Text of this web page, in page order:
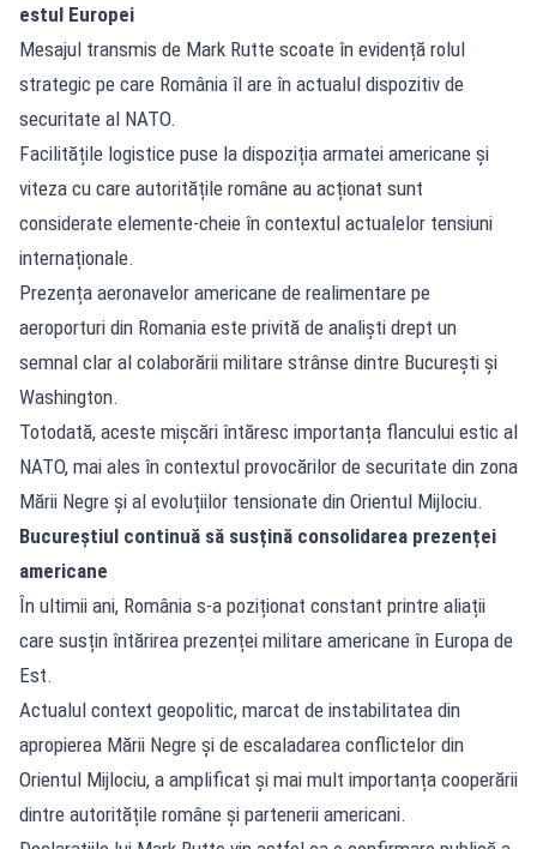
estul Europei
Mesajul transmis de Mark Rutte scoate în evidență rolul
strategic pe care România îl are în actualul dispozitiv de
securitate al NATO.
Facilitățile logistice puse la dispoziția armatei americane și
viteza cu care autoritățile române au acționat sunt
considerate elemente-cheie în contextul actualelor tensiuni
internaționale.
Prezența aeronavelor americane de realimentare pe
aeroporturi din Romania este privită de analiști drept un
semnal clar al colaborării militare strânse dintre București și
Washington.
Totodată, aceste mișcări întăresc importanța flancului estic al
NATO, mai ales în contextul provocărilor de securitate din zona
Mării Negre și al evoluțiilor tensionate din Orientul Mijlociu.
Bucureștiul continuă să susțină consolidarea prezenței
americane
În ultimii ani, România s-a poziționat constant printre aliații
care susțin întărirea prezenței militare americane în Europa de
Est.
Actualul context geopolitic, marcat de instabilitatea din
apropierea Mării Negre și de escaladarea conflictelor din
Orientul Mijlociu, a amplificat și mai mult importanța cooperării
dintre autoritățile române și partenerii americani.